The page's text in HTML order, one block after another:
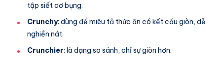
tập siết cơ bụng.
Crunchy: dùng để miêu tả thức ăn có kết cấu giòn, dễ
nghiền nát.
Crunchier: là dạng so sánh, chỉ sự giòn hơn.